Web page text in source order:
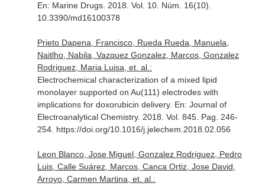
En: Marine Drugs. 2018. Vol. 10. Núm. 16(10).
10.3390/md16100378
Prieto Dapena, Francisco, Rueda Rueda, Manuela,
Naitlho, Nabila, Vazquez Gonzalez, Marcos, Gonzalez
Rodriguez, Maria Luisa, et. al.:
Electrochemical characterization of a mixed lipid
monolayer supported on Au(111) electrodes with
implications for doxorubicin delivery. En: Journal of
Electroanalytical Chemistry. 2018. Vol. 845. Pag. 246-
254. https://doi.org/10.1016/j.jelechem.2018.02.056
Leon Blanco, Jose Miguel, Gonzalez Rodriguez, Pedro
Luis, Calle Suárez, Marcos, Canca Ortiz, Jose David,
Arroyo, Carmen Martina, et. al.: